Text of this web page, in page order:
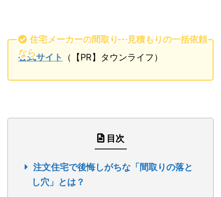
住宅メーカーの間取り・見積もりの一括依頼
なら
公式サイト （【PR】タウンライフ）
目次
注文住宅で後悔しがちな「間取りの落と
し穴」とは？